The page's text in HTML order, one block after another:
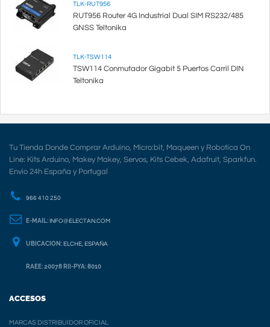
TLK-RUT956
RUT956 Router 4G Industrial Dual SIM RS232/485
GNSS Teltonika
TLK-TSW114
TSW114 Conmutador Gigabit 5 Puertos Carril DIN
Teltonika
Tu Tienda Donde Comprar Arduino, Micro:bit, Maqueen y Robotica On
Line: Kits Arduino, Makey Makey, Servos, Kits Cebek, Adafruit, Sparkfun.
Envio 24h España y Portugal
966 410 250
E-MAIL: INFO@ELECTAN.COM
UBICACION: ELCHE, ESPAÑA
RAEE: 20078 RII-PYA: 8010
ACCESOS
MARCAS DISTRIBUIDOR OFICIAL